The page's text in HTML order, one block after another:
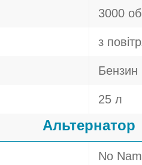
3000
з
Бензин
25 л
Альтернатор
No